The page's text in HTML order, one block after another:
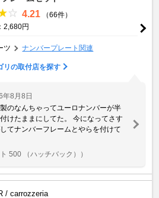
4.21
（66件）
2,680円
ツ ナンバープレート関連
リの取付店を探す
年8月8日
のなんちゃってユーロナンバーが半
けたままにしてた。 今になってさす
てナンバーフレームとやらを付けて
500 （ハッチバック））
/ carrozzeria